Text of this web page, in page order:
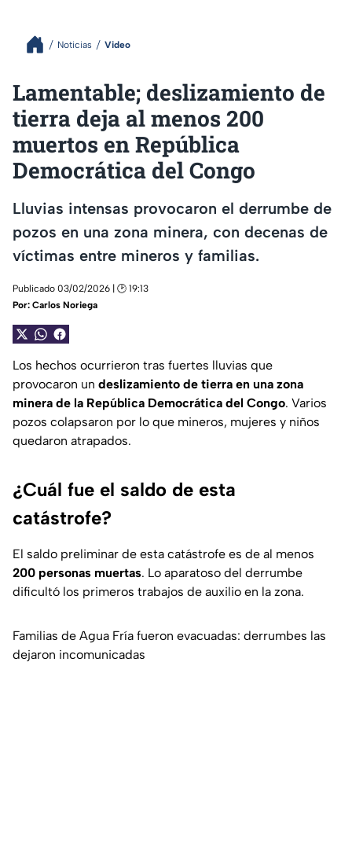
Noticias Video
Lamentable; deslizamiento de
tierra deja al menos 200
muertos en República
Democrática del Congo
Lluvias intensas provocaron el derrumbe de
pozos en una zona minera, con decenas de
víctimas entre mineros y familias.
Publicado 03/02/2026 | 🕑 19:13
Por: Carlos Noriega
Los hechos ocurrieron tras fuertes lluvias que
provocaron un deslizamiento de tierra en una zona
minera de la República Democrática del Congo. Varios
pozos colapsaron por lo que mineros, mujeres y niños
quedaron atrapados.
¿Cuál fue el saldo de esta
catástrofe?
El saldo preliminar de esta catástrofe es de al menos
200 personas muertas. Lo aparatoso del derrumbe
dificultó los primeros trabajos de auxilio en la zona.
Familias de Agua Fría fueron evacuadas: derrumbes las
dejaron incomunicadas